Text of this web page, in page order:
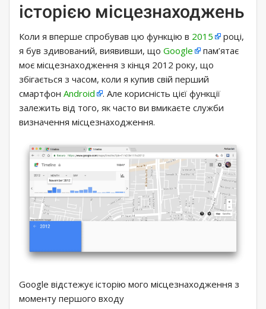
історією місцезнаходжень
Коли я вперше спробував цю функцію в 2015
році,
я був здивований, виявивши, що Google
пам’ятає
моє місцезнаходження з кінця 2012 року, що
збігається з часом, коли я купив свій перший
смартфон Android
. Але корисність цієї функції
залежить від того, як часто ви вмикаєте служби
визначення місцезнаходження.
Google відстежує історію мого місцезнаходження з
моменту першого входу